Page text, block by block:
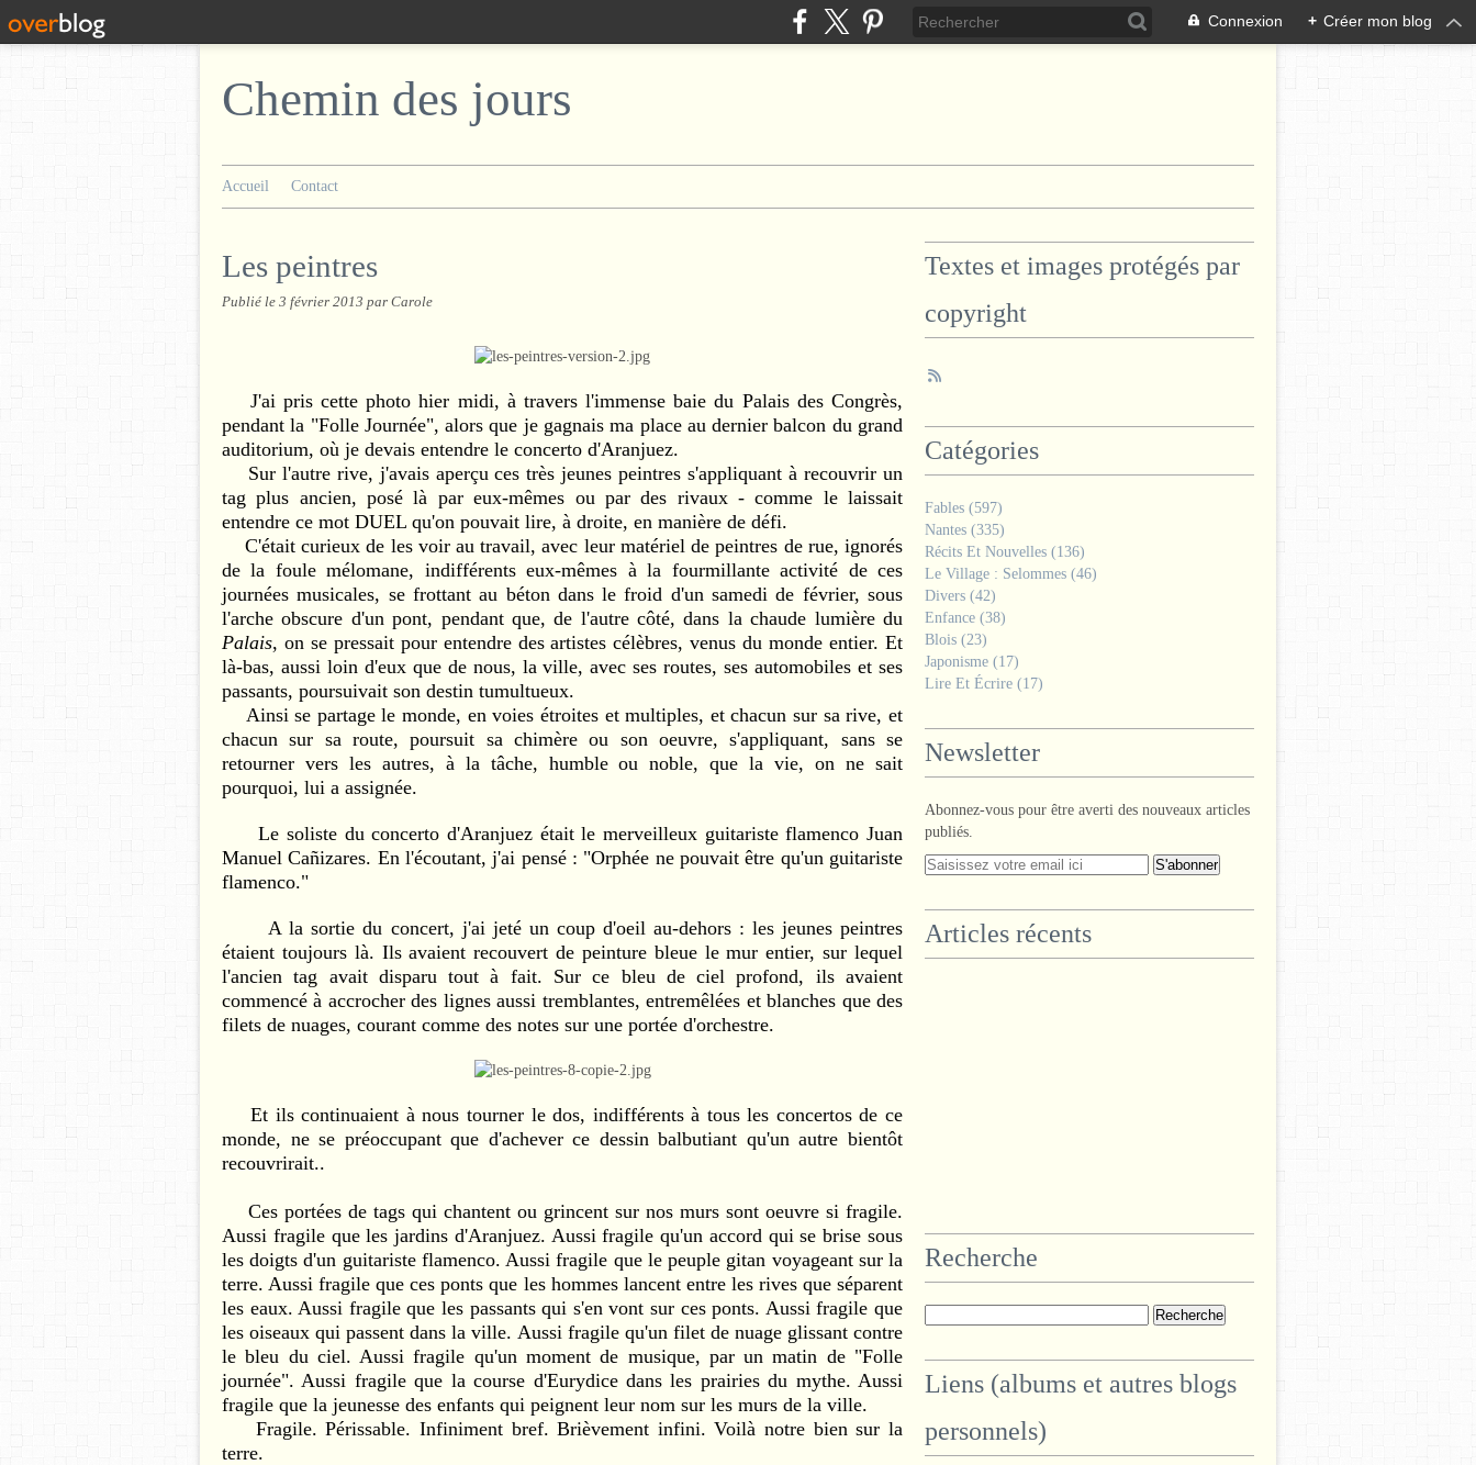
Connexion + Créer mon blog
Chemin des jours
Accueil Contact
Les peintres
Publié le 3 février 2013 par Carole
J'ai pris cette photo hier midi, à travers l'immense baie du Palais des Congrès,
pendant la "Folle Journée", alors que je gagnais ma place au dernier balcon du grand
auditorium, où je devais entendre le concerto d'Aranjuez.
Sur l'autre rive, j'avais aperçu ces très jeunes peintres s'appliquant à recouvrir un
tag plus ancien, posé là par eux-mêmes ou par des rivaux - comme le laissait
entendre ce mot DUEL qu'on pouvait lire, à droite, en manière de défi.
C'était curieux de les voir au travail, avec leur matériel de peintres de rue, ignorés
de la foule mélomane, indifférents eux-mêmes à la fourmillante activité de ces
journées musicales, se frottant au béton dans le froid d'un samedi de février, sous
l'arche obscure d'un pont, pendant que, de l'autre côté, dans la chaude lumière du
Palais, on se pressait pour entendre des artistes célèbres, venus du monde entier. Et
là-bas, aussi loin d'eux que de nous, la ville, avec ses routes, ses automobiles et ses
passants, poursuivait son destin tumultueux.
Ainsi se partage le monde, en voies étroites et multiples, et chacun sur sa rive, et
chacun sur sa route, poursuit sa chimère ou son oeuvre, s'appliquant, sans se
retourner vers les autres, à la tâche, humble ou noble, que la vie, on ne sait
pourquoi, lui a assignée.
Le soliste du concerto d'Aranjuez était le merveilleux guitariste flamenco Juan
Manuel Cañizares. En l'écoutant, j'ai pensé : "Orphée ne pouvait être qu'un guitariste
flamenco."
A la sortie du concert, j'ai jeté un coup d'oeil au-dehors : les jeunes peintres
étaient toujours là. Ils avaient recouvert de peinture bleue le mur entier, sur lequel
l'ancien tag avait disparu tout à fait. Sur ce bleu de ciel profond, ils avaient
commencé à accrocher des lignes aussi tremblantes, entremêlées et blanches que des
filets de nuages, courant comme des notes sur une portée d'orchestre.
Et ils continuaient à nous tourner le dos, indifférents à tous les concertos de ce
monde, ne se préoccupant que d'achever ce dessin balbutiant qu'un autre bientôt
recouvrirait..
Ces portées de tags qui chantent ou grincent sur nos murs sont oeuvre si fragile.
Aussi fragile que les jardins d'Aranjuez. Aussi fragile qu'un accord qui se brise sous
les doigts d'un guitariste flamenco. Aussi fragile que le peuple gitan voyageant sur la
terre. Aussi fragile que ces ponts que les hommes lancent entre les rives que séparent
les eaux. Aussi fragile que les passants qui s'en vont sur ces ponts. Aussi fragile que
les oiseaux qui passent dans la ville. Aussi fragile qu'un filet de nuage glissant contre
le bleu du ciel. Aussi fragile qu'un moment de musique, par un matin de "Folle
journée". Aussi fragile que la course d'Eurydice dans les prairies du mythe. Aussi
fragile que la jeunesse des enfants qui peignent leur nom sur les murs de la ville.
Fragile. Périssable. Infiniment bref. Brièvement infini. Voilà notre bien sur la
terre.
Textes et images protégés par
copyright
Catégories
Fables (597)
Nantes (335)
Récits Et Nouvelles (136)
Le Village : Selommes (46)
Divers (42)
Enfance (38)
Blois (23)
Japonisme (17)
Lire Et Écrire (17)
Newsletter
Abonnez-vous pour être averti des nouveaux articles
publiés.
Articles récents
Recherche
Liens (albums et autres blogs
personnels)